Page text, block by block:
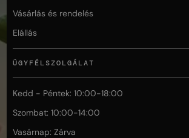
Vásárlás és rendelés
Elállás
ÜGYFÉLSZOLGÁLAT
Kedd - Péntek: 10:00-18:00
Szombat: 10:00-14:00
Vasárnap: Zárva